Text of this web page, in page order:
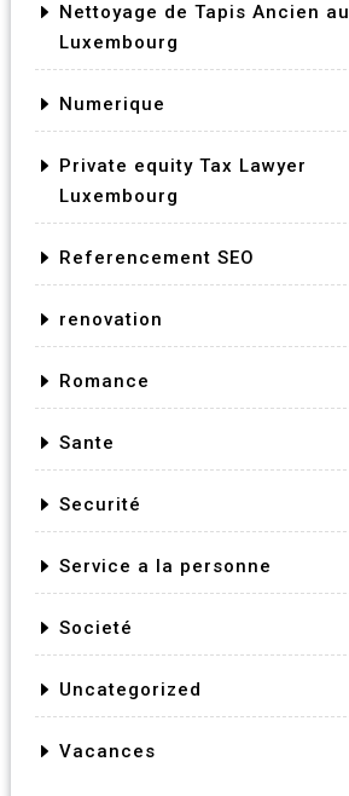
Nettoyage de Tapis Ancien au
Luxembourg
Numerique
Private equity Tax Lawyer
Luxembourg
Referencement SEO
renovation
Romance
Sante
Securité
Service a la personne
Societé
Uncategorized
Vacances